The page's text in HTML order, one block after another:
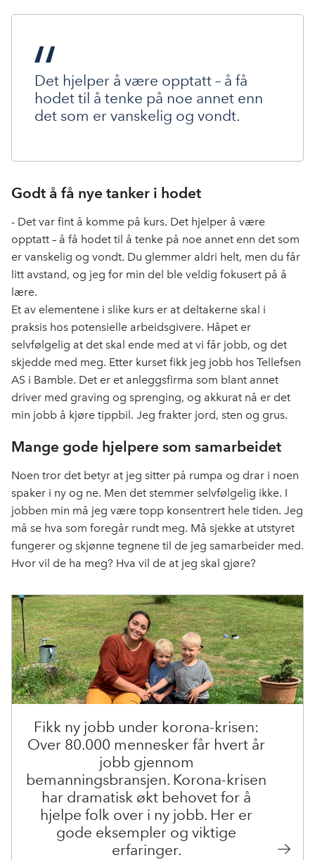
Det hjelper å være opptatt – å få
hodet til å tenke på noe annet enn
det som er vanskelig og vondt.
Godt å få nye tanker i hodet
- Det var fint å komme på kurs. Det hjelper å være
opptatt – å få hodet til å tenke på noe annet enn det som
er vanskelig og vondt. Du glemmer aldri helt, men du får
litt avstand, og jeg for min del ble veldig fokusert på å
lære.
Et av elementene i slike kurs er at deltakerne skal i
praksis hos potensielle arbeidsgivere. Håpet er
selvfølgelig at det skal ende med at vi får jobb, og det
skjedde med meg. Etter kurset fikk jeg jobb hos Tellefsen
AS i Bamble. Det er et anleggsfirma som blant annet
driver med graving og sprenging, og akkurat nå er det
min jobb å kjøre tippbil. Jeg frakter jord, sten og grus.
Mange gode hjelpere som samarbeidet
Noen tror det betyr at jeg sitter på rumpa og drar i noen
spaker i ny og ne. Men det stemmer selvfølgelig ikke. I
jobben min må jeg være topp konsentrert hele tiden. Jeg
må se hva som foregår rundt meg. Må sjekke at utstyret
fungerer og skjønne tegnene til de jeg samarbeider med.
Hvor vil de ha meg? Hva vil de at jeg skal gjøre?
Fikk ny jobb under korona-krisen:
Over 80.000 mennesker får hvert år
jobb gjennom
bemanningsbransjen. Korona-krisen
har dramatisk økt behovet for å
hjelpe folk over i ny jobb. Her er
gode eksempler og viktige
erfaringer.